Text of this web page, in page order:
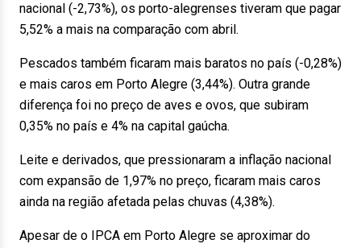
nacional (-2,73%), os porto-alegrenses tiveram que pagar
5,52% a mais na comparação com abril.
Pescados também ficaram mais baratos no país (-0,28%)
e mais caros em Porto Alegre (3,44%). Outra grande
diferença foi no preço de aves e ovos, que subiram
0,35% no país e 4% na capital gaúcha.
Leite e derivados, que pressionaram a inflação nacional
com expansão de 1,97% no preço, ficaram mais caros
ainda na região afetada pelas chuvas (4,38%).
Apesar de o IPCA em Porto Alegre se aproximar do